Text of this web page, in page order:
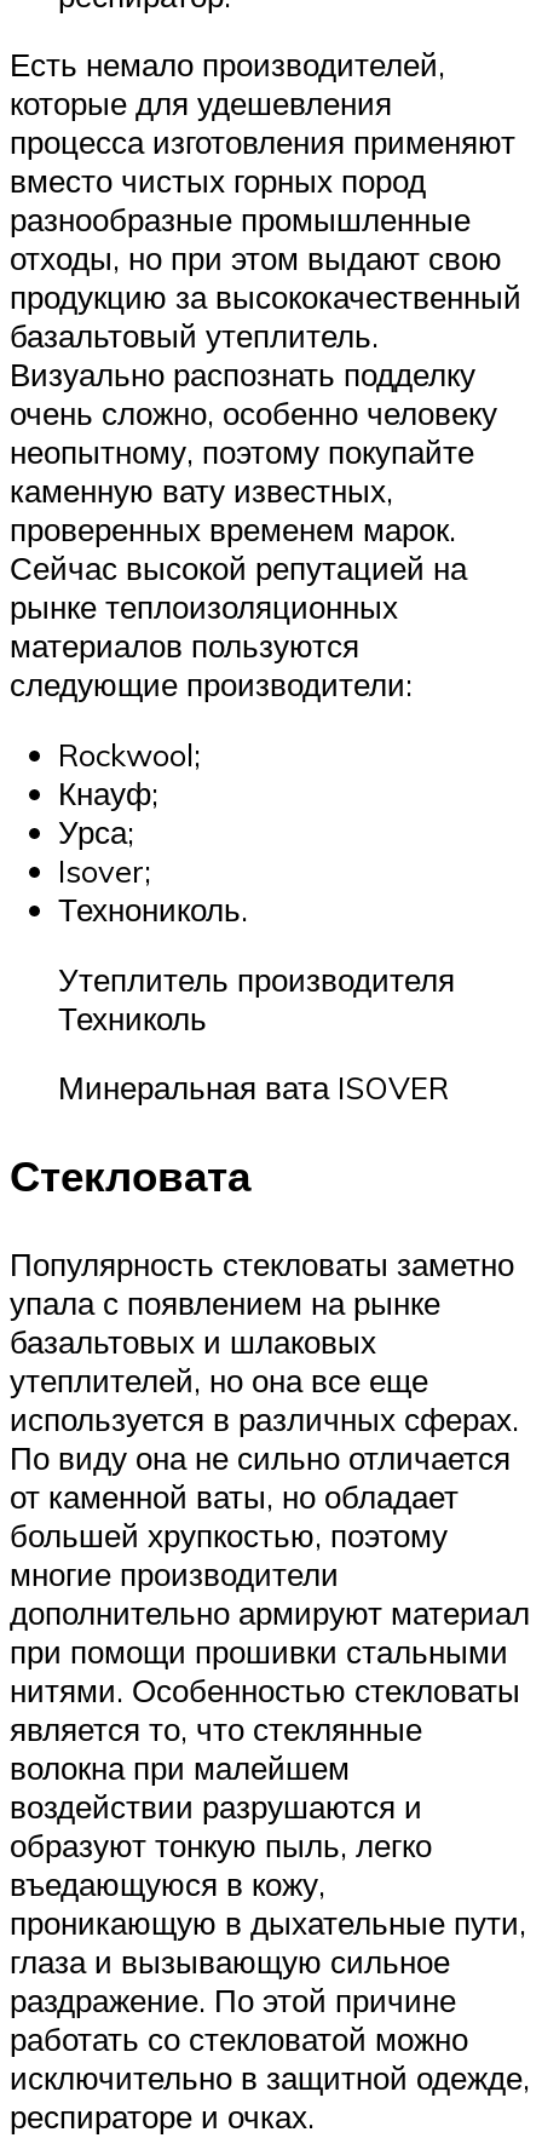
Есть немало производителей,
которые для удешевления
процесса изготовления применяют
вместо чистых горных пород
разнообразные промышленные
отходы, но при этом выдают свою
продукцию за высококачественный
базальтовый утеплитель.
Визуально распознать подделку
очень сложно, особенно человеку
неопытному, поэтому покупайте
каменную вату известных,
проверенных временем марок.
Сейчас высокой репутацией на
рынке теплоизоляционных
материалов пользуются
следующие производители:
Rockwool;
Кнауф;
Урса;
Isover;
Технониколь.
Утеплитель производителя
Техниколь
Минеральная вата ISOVER
Стекловата
Популярность стекловаты заметно
упала с появлением на рынке
базальтовых и шлаковых
утеплителей, но она все еще
используется в различных сферах.
По виду она не сильно отличается
от каменной ваты, но обладает
большей хрупкостью, поэтому
многие производители
дополнительно армируют материал
при помощи прошивки стальными
нитями. Особенностью стекловаты
является то, что стеклянные
волокна при малейшем
воздействии разрушаются и
образуют тонкую пыль, легко
въедающуюся в кожу,
проникающую в дыхательные пути,
глаза и вызывающую сильное
раздражение. По этой причине
работать со стекловатой можно
исключительно в защитной одежде,
респираторе и очках.